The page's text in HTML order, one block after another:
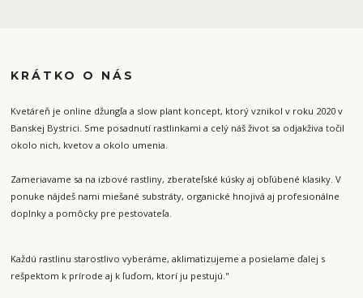
KRÁTKO O NÁS
Kvetáreň je online džungľa a slow plant koncept, ktorý vznikol v roku 2020 v
Banskej Bystrici. Sme posadnutí rastlinkami a celý náš život sa odjakživa točil
okolo nich, kvetov a okolo umenia.
Zameriavame sa na izbové rastliny, zberateľské kúsky aj obľúbené klasiky. V
ponuke nájdeš nami miešané substráty, organické hnojivá aj profesionálne
doplnky a pomôcky pre pestovateľa.
Každú rastlinu starostlivo vyberáme, aklimatizujeme a posielame ďalej s
rešpektom k prírode aj k ľuďom, ktorí ju pestujú."